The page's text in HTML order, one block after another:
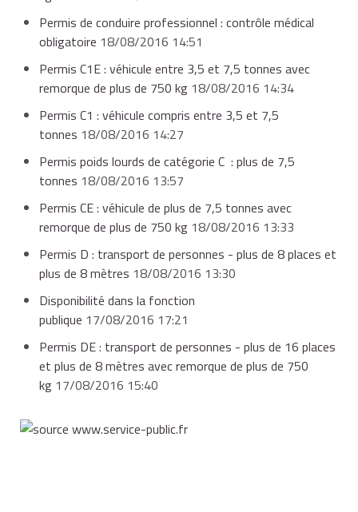
Permis de conduire professionnel : contrôle médical
obligatoire 18/08/2016 14:51
Permis C1E : véhicule entre 3,5 et 7,5 tonnes avec
remorque de plus de 750 kg 18/08/2016 14:34
Permis C1 : véhicule compris entre 3,5 et 7,5
tonnes 18/08/2016 14:27
Permis poids lourds de catégorie C : plus de 7,5
tonnes 18/08/2016 13:57
Permis CE : véhicule de plus de 7,5 tonnes avec
remorque de plus de 750 kg 18/08/2016 13:33
Permis D : transport de personnes - plus de 8 places et
plus de 8 mètres 18/08/2016 13:30
Disponibilité dans la fonction
publique 17/08/2016 17:21
Permis DE : transport de personnes - plus de 16 places
et plus de 8 mètres avec remorque de plus de 750
kg 17/08/2016 15:40